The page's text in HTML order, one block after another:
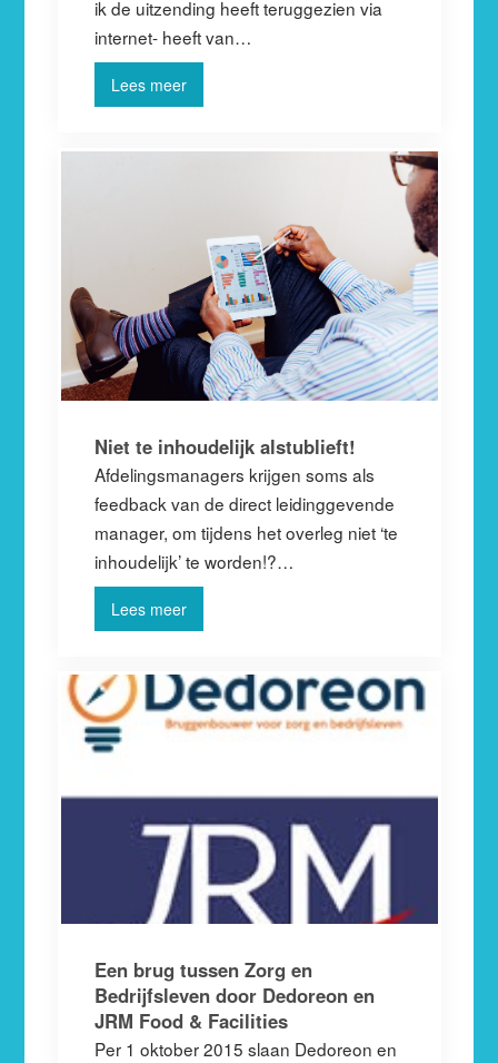
ik de uitzending heeft teruggezien via
internet- heeft van…
Lees meer
Niet te inhoudelijk alstublieft!
Afdelingsmanagers krijgen soms als
feedback van de direct leidinggevende
manager, om tijdens het overleg niet ‘te
inhoudelijk’ te worden!?…
Lees meer
Een brug tussen Zorg en
Bedrijfsleven door Dedoreon en
JRM Food & Facilities
Per 1 oktober 2015 slaan Dedoreon en